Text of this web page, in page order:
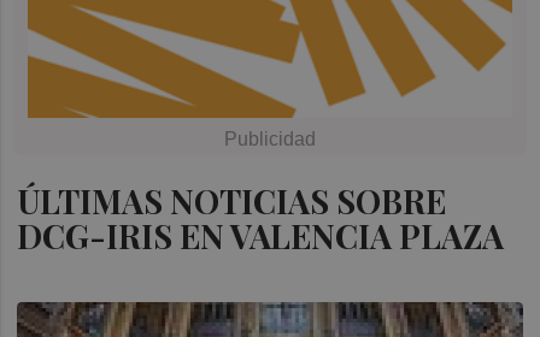
ÚLTIMAS NOTICIAS SOBRE
DCG-IRIS EN VALENCIA PLAZA